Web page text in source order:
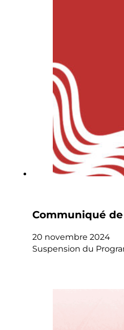
Communiqué
20 novembre 2024
Suspension du